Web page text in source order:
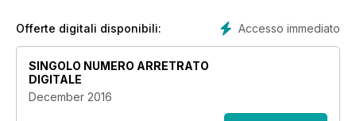
· Eligibility is to be seen at the time of appointment and not
· Alternate remedy cannot by itself be ground to dismiss
Accesso immediato
Offerte digitali disponibili:
SINGOLO NUMERO ARRETRATO
DIGITALE
December 2016